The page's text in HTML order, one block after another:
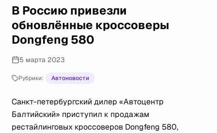
кроссоверы Dongfeng
580
В Россию привезли
обновлённые кроссоверы
Dongfeng 580
5 марта 2023
Рубрики: Автоновости
Санкт-петербургский дилер «Автоцентр
Балтийский» приступил к продажам
рестайлинговых кроссоверов Dongfeng 580,